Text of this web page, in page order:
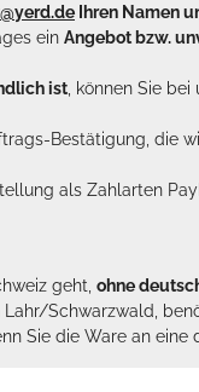
Ihren Namen
ein Angebot bzw.
ist , können Sie
Bestätigung, die
als Zahlarten
geht, ohne
Schwarzwald,
Sie die Ware an